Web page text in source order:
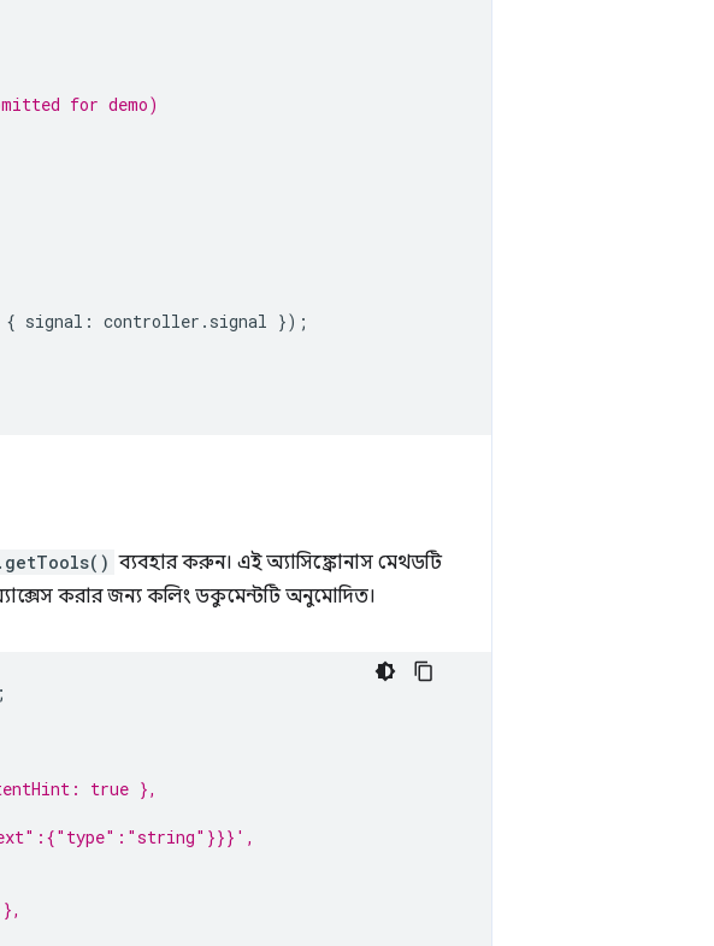
for demo)
{ signal : controller . signal });
ব্যবহার করুন। এই অ্যাসিঙ্ক্রোনাস মেথডটি
করার জন্য কলিং ডকুমেন্টটি অনুমোদিত।
true },